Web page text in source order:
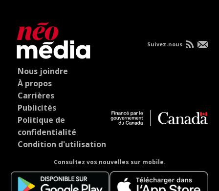
Nous joindre
À propos
Carrières
Publicités
Politique de
confidentialité
Condition d'utilisation
Consultez vos nouvelles sur mobile.
Suivez-nous